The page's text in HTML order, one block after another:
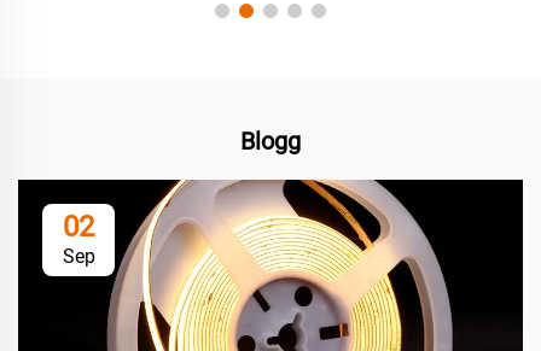
Blogg
02
Sep